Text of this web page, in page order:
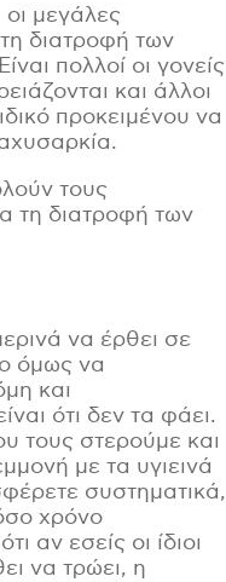
μεγάλες
διατροφή των
πολλοί οι γονείς
και άλλοι
προκειμένου να
τους
τη διατροφή των
να έρθει σε
όμως να
και
ότι δεν τα φάει.
τους στερούμε και
με τα υγιεινά
συστηματικά,
χρόνο
αν εσείς οι ίδιοι
να τρώει, η